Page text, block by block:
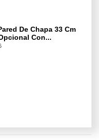
De Chapa 33 Cm
Con...